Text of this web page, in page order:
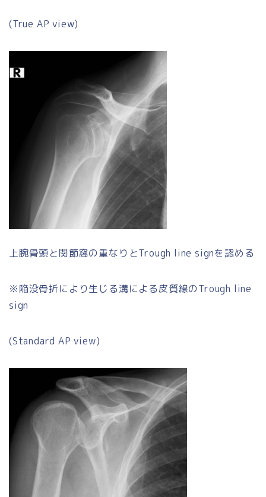
(True AP view)
上腕骨頭と関節窩の重なりとTrough line signを認める
※陥没骨折により生じる溝による皮質線のTrough line
sign
(Standard AP view)